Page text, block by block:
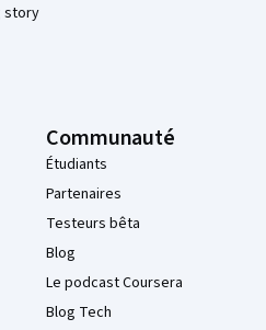
story
Communauté
Étudiants
Partenaires
Testeurs bêta
Blog
Le podcast Coursera
Blog Tech